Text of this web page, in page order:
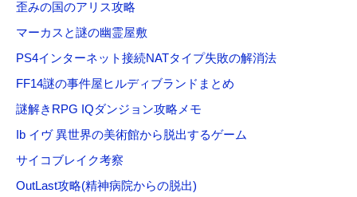
歪みの国のアリス攻略
マーカスと謎の幽霊屋敷
PS4インターネット接続NATタイプ失敗の解消法
FF14謎の事件屋ヒルディブランドまとめ
謎解きRPG IQダンジョン攻略メモ
Ib イヴ 異世界の美術館から脱出するゲーム
サイコブレイク考察
OutLast攻略(精神病院からの脱出)